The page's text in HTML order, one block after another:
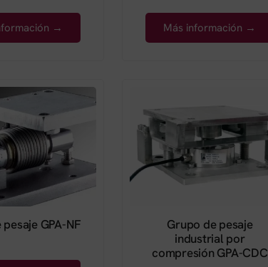
→ Más información →
GPA-NF
Grupo de pesaje
industrial por
compresión GPA-CDC